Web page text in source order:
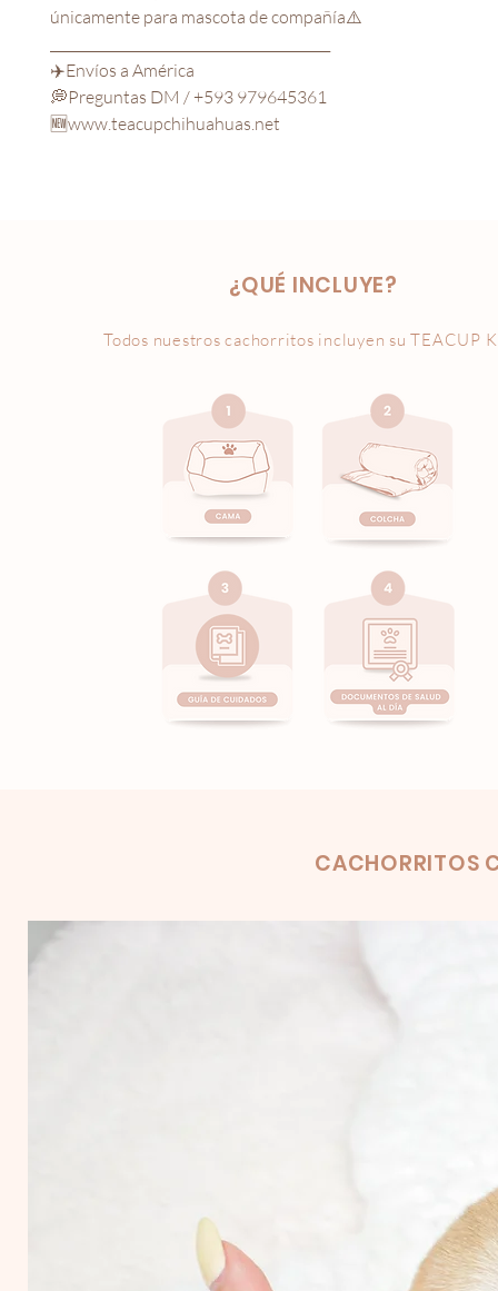
únicamente para mascota de compañía⚠️
✈️Envíos a América
💭Preguntas DM / +593 979645361
🆕www.teacupchihuahuas.net
¿QUÉ INCLUYE?
Todos nuestros cachorritos incluyen su TEACUP
CACHORRITOS